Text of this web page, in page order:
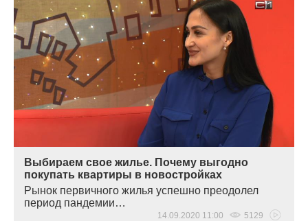
Выбираем свое жилье. Почему выгодно
покупать квартиры в новостройках
Рынок первичного жилья успешно преодолел
период пандемии…
14.09.2020 11:00 5129